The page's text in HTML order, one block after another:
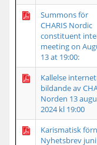
Summons för
CHARIS Nordic
constituent
meeting on
13 at 19:00:
Kallelse
bildande av
Norden 13
2024 kl 19:00
Karismatisk
Nyhetsbrev